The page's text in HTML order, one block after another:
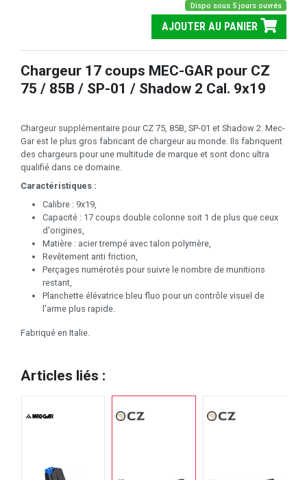
Dispo sous 5 jours ouvrés
AJOUTER AU PANIER
Chargeur 17 coups MEC-GAR pour CZ
75 / 85B / SP-01 / Shadow 2 Cal. 9x19
Chargeur supplémentaire pour CZ 75, 85B, SP-01 et Shadow 2. Mec-
Gar est le plus gros fabricant de chargeur au monde. Ils fabriquent
des chargeurs pour une multitude de marque et sont donc ultra
qualifié dans ce domaine.
Caractéristiques :
Calibre : 9x19,
Capacité : 17 coups double colonne soit 1 de plus que ceux
d'origines,
Matière : acier trempé avec talon polymère,
Revêtement anti friction,
Perçages numérotés pour suivre le nombre de munitions
restant,
Planchette élévatrice bleu fluo pour un contrôle visuel de
l'arme plus rapide.
Fabriqué en Italie.
Articles liés :